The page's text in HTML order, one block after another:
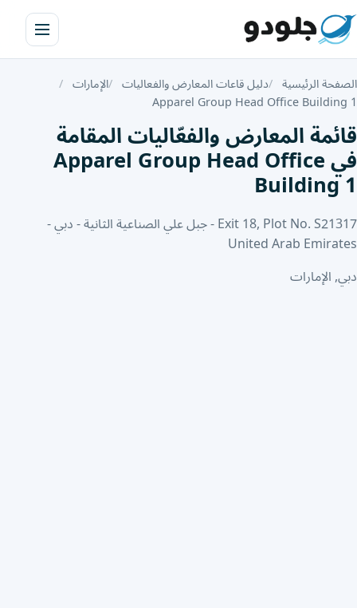
الصفحة الرئيسية دليل قاعات المعارض والفعاليات الإمارات
Apparel Group Head Office Building 1
قائمة المعارض والفعّاليات المقامة
في Apparel Group Head Office
Building 1
Exit 18, Plot No. S21317 - جبل علي الصناعية الثانية - دبي -
United Arab Emirates
دبي, الإمارات